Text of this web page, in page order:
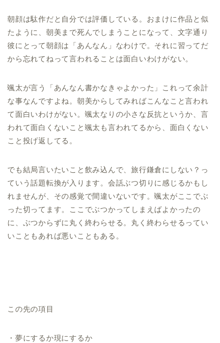
朝顔は駄作だと自分では評価している。おまけに作品と似
たように、朝美まで死んでしまうことになって、文字通り
彼にとって朝顔は「あんなん」なわけで。それに習ってだ
から忘れてねって言われることは面白いわけがない。
颯太が言う「あんなん書かなきゃよかった」これって余計
な事なんですよね。朝美からしてみればこんなこと言われ
て面白いわけがない。颯太なりの小さな反抗というか、言
われて面白くないこと颯太も言われてるから、面白くない
こと投げ返してる。
でも結局言いたいこと飲み込んで、旅行鎌倉にしない？っ
ていう話題転換が入ります。会話ぶつ切りに感じるかもし
れませんが、その感覚で間違いないです。颯太がここでぶ
った切ってます。ここでぶつかってしまえばよかったの
に、ぶつからずに丸く終わらせる。丸く終わらせるってい
いこともあれば悪いこともある。
この先の項目
・夢にするか現にするか